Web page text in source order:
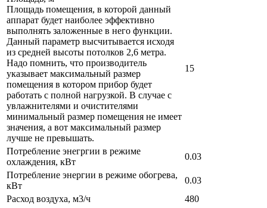
Площадь помещения, в которой данный
аппарат будет наиболее эффективно
выполнять заложенные в него функции.
Данный параметр высчитывается исходя
из средней высоты потолков 2,6 метра.
Надо помнить, что производитель
указывает максимальный размер
помещения в котором прибор будет
работать с полной нагрузкой. В случае с
увлажнителями и очистителями
минимальный размер помещения не имеет
значения, а вот максимальный размер
лучше не превышать.
15
Потребление энегргии в режиме
охлаждения, кВт
0.03
Потребление энергии в режиме обогрева,
кВт
0.03
Расход воздуха, м3/ч
480